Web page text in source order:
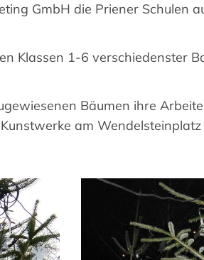
GmbH die Priener Schulen
Klassen 1-6 verschiedenster
Bäumen ihre
am